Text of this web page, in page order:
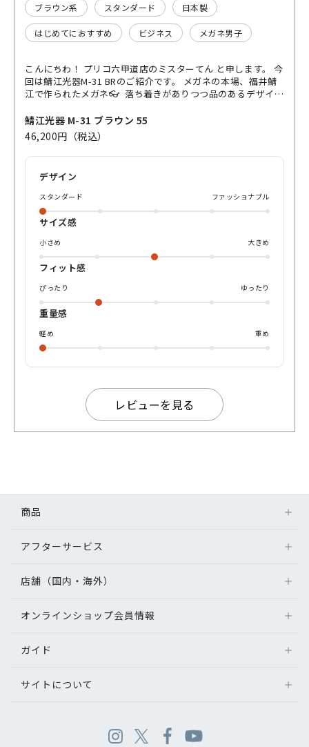
ブラウン系 スタンダード 日本製
はじめてにおすすめ ビジネス メガネ男子
こんにちわ！ プリコ六甲道店のミスターてん と申します。 今
回は鯖江光器M-31 BRのご紹介です。 メガネの本場、福井鯖
江で作られたメガネ👓 落ち着きがありつつ品のあるデザイン
おり、ビジネス&プライベート共に映える仕上がりです。 チ
タン素材を使っておりますので、錆びにくいのもいいです
ね！ 是非とも店舗でお試しくださいませ！ ご来店心からお待
ちしております！
鯖江光器 M-31 ブラウン 55
46,200円（税込）
デザイン
スタンダード ファッショナブル
サイズ感
小さめ 大きめ
フィット感
ぴったり ゆったり
重量感
軽め 重め
レビューを見る
商品
アフターサービス
店舗（国内・海外）
オンラインショップ会員情報
ガイド
サイトについて